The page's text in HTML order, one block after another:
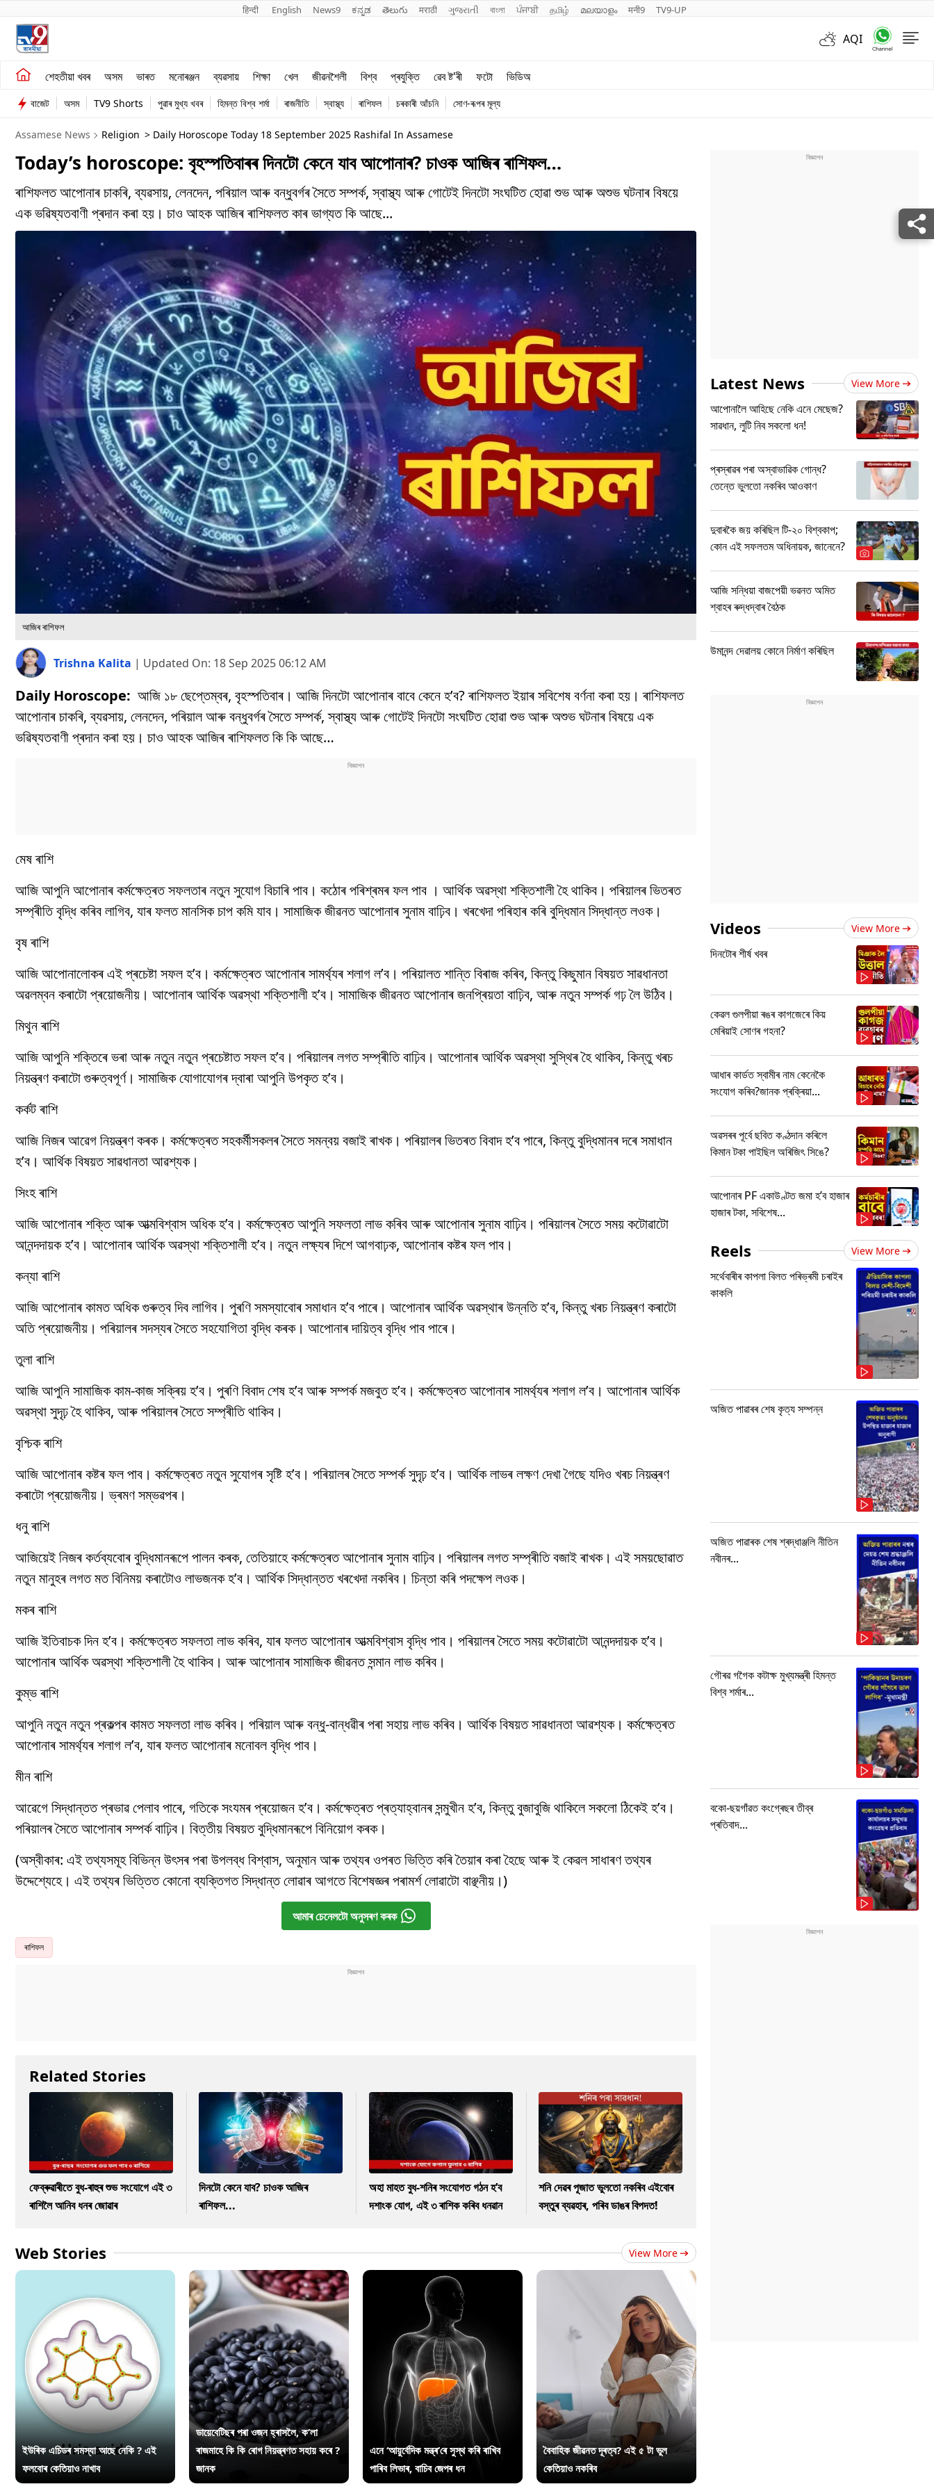
हिन्दी English News9 ಕನ್ನಡ తెలుగు मराठी ગુજરાતી বাংলা ਪੰਜਾਬੀ தமிழ் മലയാളം मनी9 TV9-UP
AQI
শেহতীয়া খবৰ অসম ভাৰত মনোৰঞ্জন ব্যৱসায় শিক্ষা খেল জীৱনশৈলী বিশ্ব প্ৰযুক্তি ৱেব ষ্ট'ৰী ফটো ভিডিঅ
শেহতীয়া খবৰ
অসম
ভাৰত
ব্যৱসায়
খেল
জীৱনশৈলী
বাজেট অসম TV9 Shorts পুৱাৰ মুখ্য খবৰ হিমন্ত বিশ্ব শৰ্মা ৰাজনীতি স্বাস্থ্য ৰাশিফল চৰকাৰী আঁচনি সোণ-ৰূপৰ মূল্য
Assamese News Religion > Daily Horoscope Today 18 September 2025 Rashifal In Assamese
Today’s horoscope: বৃহস্পতিবাৰৰ দিনটো কেনে যাব আপোনাৰ? চাওক আজিৰ ৰাশিফল…
ৰাশিফলত আপোনাৰ চাকৰি, ব্যৱসায়, লেনদেন, পৰিয়াল আৰু বন্ধুবৰ্গৰ সৈতে সম্পৰ্ক, স্বাস্থ্য আৰু গোটেই দিনটো সংঘটিত হোৱা শুভ আৰু অশুভ ঘটনাৰ বিষয়ে
এক ভৱিষ্যতবাণী প্ৰদান কৰা হয়। চাও আহক আজিৰ ৰাশিফলত কাৰ ভাগ্যত কি আছে...
আজিৰ ৰাশিফল
Trishna Kalita | Updated On: 18 Sep 2025 06:12 AM
Daily Horoscope: আজি ১৮ ছেপ্তেম্বৰ, বৃহস্পতিবাৰ। আজি দিনটো আপোনাৰ বাবে কেনে হ’ব? ৰাশিফলত ইয়াৰ সবিশেষ বৰ্ণনা কৰা হয়। ৰাশিফলত
আপোনাৰ চাকৰি, ব্যৱসায়, লেনদেন, পৰিয়াল আৰু বন্ধুবৰ্গৰ সৈতে সম্পৰ্ক, স্বাস্থ্য আৰু গোটেই দিনটো সংঘটিত হোৱা শুভ আৰু অশুভ ঘটনাৰ বিষয়ে এক
ভৱিষ্যতবাণী প্ৰদান কৰা হয়। চাও আহক আজিৰ ৰাশিফলত কি কি আছে…
মেষ ৰাশি
আজি আপুনি আপোনাৰ কৰ্মক্ষেত্ৰত সফলতাৰ নতুন সুযোগ বিচাৰি পাব। কঠোৰ পৰিশ্ৰমৰ ফল পাব । আৰ্থিক অৱস্থা শক্তিশালী হৈ থাকিব। পৰিয়ালৰ ভিতৰত
সম্প্ৰীতি বৃদ্ধি কৰিব লাগিব, যাৰ ফলত মানসিক চাপ কমি যাব। সামাজিক জীৱনত আপোনাৰ সুনাম বাঢ়িব। খৰখেদা পৰিহাৰ কৰি বুদ্ধিমান সিদ্ধান্ত লওক।
বৃষ ৰাশি
আজি আপোনালোকৰ এই প্ৰচেষ্টা সফল হ’ব। কৰ্মক্ষেত্ৰত আপোনাৰ সামৰ্থ্যৰ শলাগ ল’ব। পৰিয়ালত শান্তি বিৰাজ কৰিব, কিন্তু কিছুমান বিষয়ত সাৱধানতা
অৱলম্বন কৰাটো প্ৰয়োজনীয়। আপোনাৰ আৰ্থিক অৱস্থা শক্তিশালী হ’ব। সামাজিক জীৱনত আপোনাৰ জনপ্ৰিয়তা বাঢ়িব, আৰু নতুন সম্পৰ্ক গঢ় লৈ উঠিব।
মিথুন ৰাশি
আজি আপুনি শক্তিৰে ভৰা আৰু নতুন নতুন প্ৰচেষ্টাত সফল হ’ব। পৰিয়ালৰ লগত সম্প্ৰীতি বাঢ়িব। আপোনাৰ আৰ্থিক অৱস্থা সুস্থিৰ হৈ থাকিব, কিন্তু খৰচ
নিয়ন্ত্ৰণ কৰাটো গুৰুত্বপূৰ্ণ। সামাজিক যোগাযোগৰ দ্বাৰা আপুনি উপকৃত হ’ব।
কৰ্কট ৰাশি
আজি নিজৰ আৱেগ নিয়ন্ত্ৰণ কৰক। কৰ্মক্ষেত্ৰত সহকৰ্মীসকলৰ সৈতে সমন্বয় বজাই ৰাখক। পৰিয়ালৰ ভিতৰত বিবাদ হ’ব পাৰে, কিন্তু বুদ্ধিমানৰ দৰে সমাধান
হ’ব। আৰ্থিক বিষয়ত সাৱধানতা আৱশ্যক।
সিংহ ৰাশি
আজি আপোনাৰ শক্তি আৰু আত্মবিশ্বাস অধিক হ’ব। কৰ্মক্ষেত্ৰত আপুনি সফলতা লাভ কৰিব আৰু আপোনাৰ সুনাম বাঢ়িব। পৰিয়ালৰ সৈতে সময় কটোৱাটো
আনন্দদায়ক হ’ব। আপোনাৰ আৰ্থিক অৱস্থা শক্তিশালী হ’ব। নতুন লক্ষ্যৰ দিশে আগবাঢ়ক, আপোনাৰ কষ্টৰ ফল পাব।
কন্যা ৰাশি
আজি আপোনাৰ কামত অধিক গুৰুত্ব দিব লাগিব। পুৰণি সমস্যাবোৰ সমাধান হ’ব পাৰে। আপোনাৰ আৰ্থিক অৱস্থাৰ উন্নতি হ’ব, কিন্তু খৰচ নিয়ন্ত্ৰণ কৰাটো
অতি প্ৰয়োজনীয়। পৰিয়ালৰ সদস্যৰ সৈতে সহযোগিতা বৃদ্ধি কৰক। আপোনাৰ দায়িত্ব বৃদ্ধি পাব পাৰে।
তুলা ৰাশি
আজি আপুনি সামাজিক কাম-কাজ সক্ৰিয় হ’ব। পুৰণি বিবাদ শেষ হ’ব আৰু সম্পৰ্ক মজবুত হ’ব। কৰ্মক্ষেত্ৰত আপোনাৰ সামৰ্থ্যৰ শলাগ ল’ব। আপোনাৰ আৰ্থিক
অৱস্থা সুদৃঢ় হৈ থাকিব, আৰু পৰিয়ালৰ সৈতে সম্প্ৰীতি থাকিব।
বৃশ্চিক ৰাশি
আজি আপোনাৰ কষ্টৰ ফল পাব। কৰ্মক্ষেত্ৰত নতুন সুযোগৰ সৃষ্টি হ’ব। পৰিয়ালৰ সৈতে সম্পৰ্ক সুদৃঢ় হ’ব। আৰ্থিক লাভৰ লক্ষণ দেখা গৈছে যদিও খৰচ নিয়ন্ত্ৰণ
কৰাটো প্ৰয়োজনীয়। ভ্ৰমণ সম্ভৱপৰ।
ধনু ৰাশি
আজিয়েই নিজৰ কৰ্তব্যবোৰ বুদ্ধিমানৰূপে পালন কৰক, তেতিয়াহে কৰ্মক্ষেত্ৰত আপোনাৰ সুনাম বাঢ়িব। পৰিয়ালৰ লগত সম্প্ৰীতি বজাই ৰাখক। এই সময়ছোৱাত
নতুন মানুহৰ লগত মত বিনিময় কৰাটোও লাভজনক হ’ব। আৰ্থিক সিদ্ধান্তত খৰখেদা নকৰিব। চিন্তা কৰি পদক্ষেপ লওক।
মকৰ ৰাশি
আজি ইতিবাচক দিন হ’ব। কৰ্মক্ষেত্ৰত সফলতা লাভ কৰিব, যাৰ ফলত আপোনাৰ আত্মবিশ্বাস বৃদ্ধি পাব। পৰিয়ালৰ সৈতে সময় কটোৱাটো আনন্দদায়ক হ’ব।
আপোনাৰ আৰ্থিক অৱস্থা শক্তিশালী হৈ থাকিব। আৰু আপোনাৰ সামাজিক জীৱনত সন্মান লাভ কৰিব।
কুম্ভ ৰাশি
আপুনি নতুন নতুন প্ৰকল্পৰ কামত সফলতা লাভ কৰিব। পৰিয়াল আৰু বন্ধু-বান্ধৱীৰ পৰা সহায় লাভ কৰিব। আৰ্থিক বিষয়ত সাৱধানতা আৱশ্যক। কৰ্মক্ষেত্ৰত
আপোনাৰ সামৰ্থ্যৰ শলাগ ল’ব, যাৰ ফলত আপোনাৰ মনোবল বৃদ্ধি পাব।
মীন ৰাশি
আৱেগে সিদ্ধান্তত প্ৰভাৱ পেলাব পাৰে, গতিকে সংযমৰ প্ৰয়োজন হ’ব। কৰ্মক্ষেত্ৰত প্ৰত্যাহ্বানৰ সন্মুখীন হ’ব, কিন্তু বুজাবুজি থাকিলে সকলো ঠিকেই হ’ব।
পৰিয়ালৰ সৈতে আপোনাৰ সম্পৰ্ক বাঢ়িব। বিত্তীয় বিষয়ত বুদ্ধিমানৰূপে বিনিয়োগ কৰক।
(অস্বীকাৰ: এই তথ্যসমূহ বিভিন্ন উৎসৰ পৰা উপলব্ধ বিশ্বাস, অনুমান আৰু তথ্যৰ ওপৰত ভিত্তি কৰি তৈয়াৰ কৰা হৈছে আৰু ই কেৱল সাধাৰণ তথ্যৰ
উদ্দেশ্যেহে। এই তথ্যৰ ভিত্তিত কোনো ব্যক্তিগত সিদ্ধান্ত লোৱাৰ আগতে বিশেষজ্ঞৰ পৰামৰ্শ লোৱাটো বাঞ্ছনীয়।)
আমাৰ চেনেলটো অনুসৰণ কৰক
ৰাশিফল
Related Stories
ফেব্ৰুৱাৰীতে বুধ-ৰাহুৰ শুভ সংযোগে এই ৩
ৰাশিলৈ আনিব ধনৰ জোৱাৰ
দিনটো কেনে যাব? চাওক আজিৰ
ৰাশিফল...
অহা মাহত বুধ-শনিৰ সংযোগত গঠন হ’ব
দশাংক যোগ, এই ৩ ৰাশিক কৰিব ধনৱান
শনি দেৱৰ পূজাত ভুলতো নকৰিব এইবোৰ
বস্তুৰ ব্যৱহাৰ, পৰিব ডাঙৰ বিপদত!
Web Stories View More
ইউৰিক এচিডৰ সমস্যা আছে নেকি ? এই
ফলবোৰ কেতিয়াও নাখাব
ডায়েবেটিছৰ পৰা ওজন হ্ৰাসলৈ, ক’লা
ৰাজমাহে কি কি ৰোগ নিয়ন্ত্ৰণত সহায় কৰে ?
জানক
এনে ‘আয়ুৰ্বেদিক মন্ত্ৰ’ৰে সুস্থ কৰি ৰাখিব
পাৰিব লিভাৰ, বাচিব জেপৰ ধন
বৈবাহিক জীৱনত দূৰত্ব? এই ৫ টা ভুল
কেতিয়াও নকৰিব
Latest News View More
আপোনালৈ আহিছে নেকি এনে মেছেজ?
সাৱধান, লুটি নিব সকলো ধন!
প্ৰস্ৰাৱৰ পৰা অস্বাভাৱিক গোন্ধ?
তেন্তে ভুলতো নকৰিব আওকাণ
দুবাৰকৈ জয় কৰিছিল টি-২০ বিশ্বকাপ;
কোন এই সফলতম অধিনায়ক, জানেনে?
আজি সন্ধিয়া বাজপেয়ী ভৱনত অমিত
শ্বাহৰ ৰুদ্ধদ্বাৰ বৈঠক
উমানন্দ দেৱালয় কোনে নিৰ্মাণ কৰিছিল
Videos View More
দিনটোৰ শীৰ্ষ খবৰ
কেৱল গুলপীয়া ৰঙৰ কাগজেৰে কিয়
মেৰিয়াই সোণৰ গহনা?
আধাৰ কাৰ্ডত স্বামীৰ নাম কেনেকৈ
সংযোগ কৰিব?জানক প্ৰক্ৰিয়া...
অৱসৰৰ পূৰ্বে ছবিত কণ্ঠদান কৰিলে
কিমান টকা পাইছিল অৰিজিৎ সিঙে?
আপোনাৰ PF একাউণ্টত জমা হ’ব হাজাৰ
হাজাৰ টকা, সবিশেষ...
Reels View More
সৰ্থেবাৰীৰ কাপলা বিলত পৰিভ্ৰমী চৰাইৰ
কাকলি
অজিত পাৱাৰৰ শেষ কৃত্য সম্পন্ন
অজিত পাৱাৰক শেষ শ্ৰদ্ধাঞ্জলি নীতিন
নবীনৰ...
গৌৰৱ গগৈক কটাক্ষ মুখ্যমন্ত্ৰী হিমন্ত
বিশ্ব শৰ্মাৰ...
বকো-ছয়গাঁৱত কংগ্ৰেছৰ তীব্ৰ
প্ৰতিবাদ...